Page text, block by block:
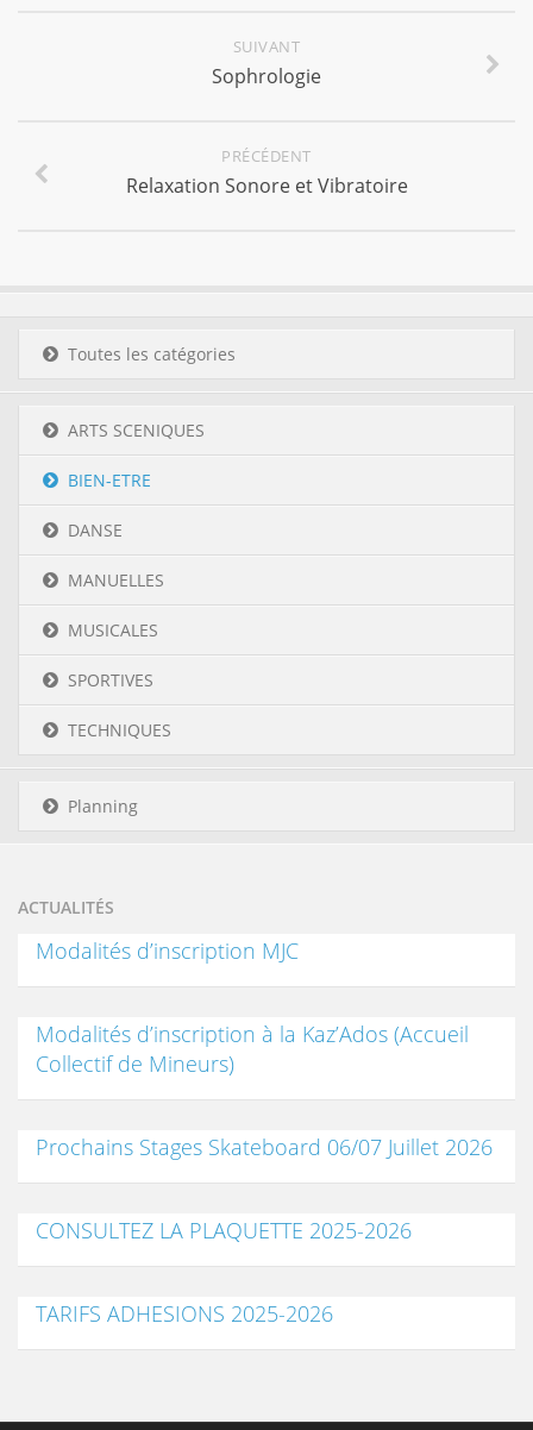
SUIVANT
Sophrologie
PRÉCÉDENT
Relaxation Sonore et Vibratoire
Toutes les catégories
ARTS SCENIQUES
BIEN-ETRE
DANSE
MANUELLES
MUSICALES
SPORTIVES
TECHNIQUES
Planning
ACTUALITÉS
Modalités d’inscription MJC
Modalités d’inscription à la Kaz’Ados (Accueil
Collectif de Mineurs)
Prochains Stages Skateboard 06/07 Juillet 2026
CONSULTEZ LA PLAQUETTE 2025-2026
TARIFS ADHESIONS 2025-2026